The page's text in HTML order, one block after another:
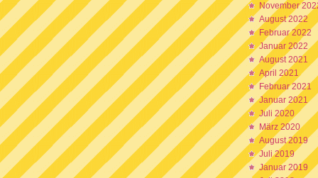
November
August 2022
Februar 2022
Januar 2022
August 2021
April 2021
Februar 2021
Januar 2021
Juli 2020
März 2020
August 2019
Juli 2019
Januar 2019